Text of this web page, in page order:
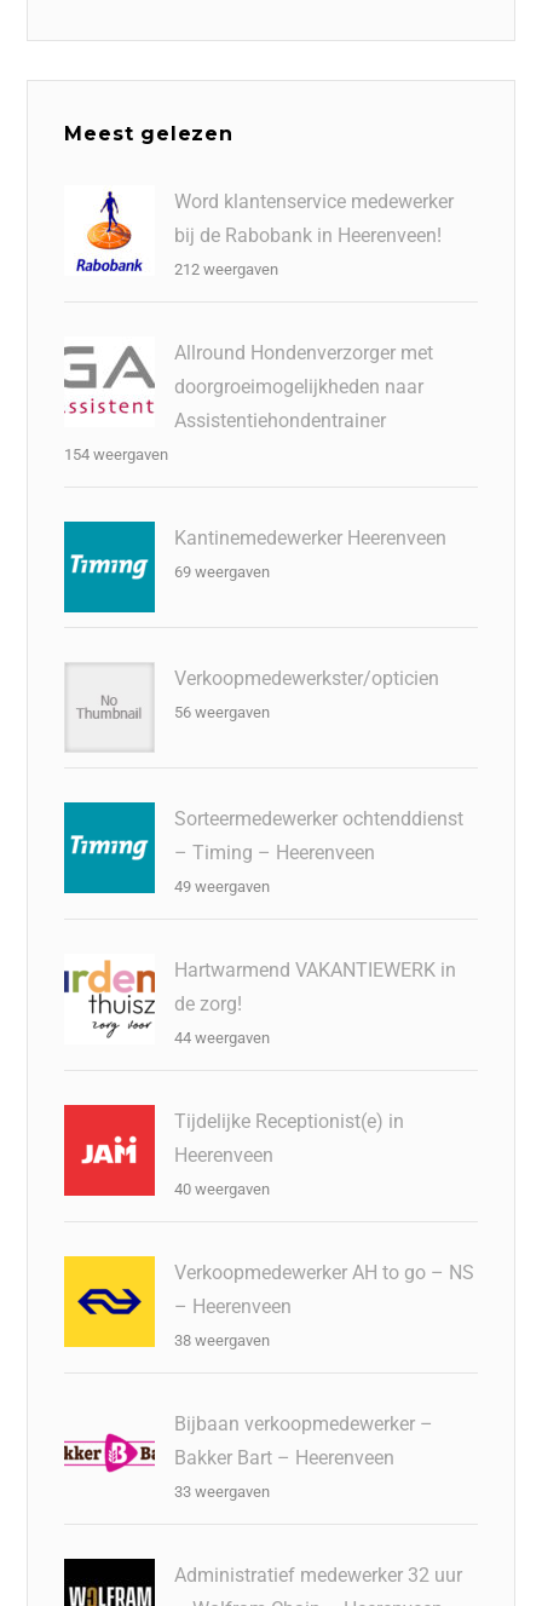
Meest gelezen
Word klantenservice medewerker
bij de Rabobank in Heerenveen!
212 weergaven
Allround Hondenverzorger met
doorgroeimogelijkheden naar
Assistentiehondentrainer
154 weergaven
Kantinemedewerker Heerenveen
69 weergaven
Verkoopmedewerkster/opticien
56 weergaven
Sorteermedewerker ochtenddienst
– Timing – Heerenveen
49 weergaven
Hartwarmend VAKANTIEWERK in
de zorg!
44 weergaven
Tijdelijke Receptionist(e) in
Heerenveen
40 weergaven
Verkoopmedewerker AH to go – NS
– Heerenveen
38 weergaven
Bijbaan verkoopmedewerker –
Bakker Bart – Heerenveen
33 weergaven
Administratief medewerker 32 uur